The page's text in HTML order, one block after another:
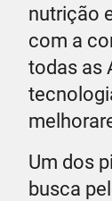
nutrição
com a
todas as
Um dos
busca